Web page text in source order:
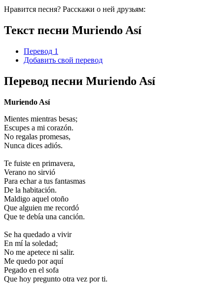
Нравится песня? Расскажи о ней друзьям:
Текст песни Muriendo Así
Перевод 1
Добавить свой перевод
Перевод песни Muriendo Así
Muriendo Así
Mientes mientras besas;
Escupes a mi corazón.
No regalas promesas,
Nunca dices adiós.
Te fuiste en primavera,
Verano no sirvió
Para echar a tus fantasmas
De la habitación.
Maldigo aquel otoño
Que alguien me recordó
Que te debía una canción.
Se ha quedado a vivir
En mí la soledad;
No me apetece ni salir.
Me quedo por aquí
Pegado en el sofa
Que hoy pregunto otra vez por ti.